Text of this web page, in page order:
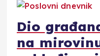
Dio
na